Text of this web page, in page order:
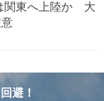
関東へ上陸か 大
避！